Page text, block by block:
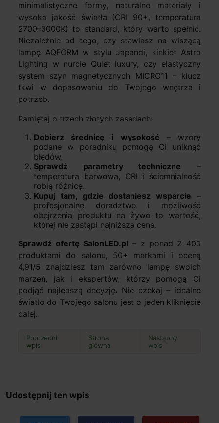
minimalistyczne formy, naturalne materiały i
wysoka jakość światła (CRI 90+, temperatura
2700–3000K) to standard, który warto spełnić.
Niezależnie od tego, czy stawiasz na wiszącą
lampę AQFORM w stylu Japandi, kinkiet Astro
Lighting w nurcie Quiet luxury, czy elastyczny
system szyn magnetycznych MICRO11 – klucz
tkwi w dopasowaniu do Twojego wnętrza i
potrzeb.
Pamiętaj o trzech złotych zasadach:
Dobierz średnicę i wysokość– wzory
podane w poradniku pomogą Ci uniknąć
błędów.
Sprawdź parametry techniczne –
temperatura barwowa, CRI i ściemnialność
robią różnicę.
Kupuj tam, gdzie dostaniesz wsparcie –
profesjonalne doradztwo i możliwość
obejrzenia produktu na żywo to wartość,
której nie zastąpi najniższa cena.
Sprawdź ofertę SalonLED.pl – z ponad 2 400
produktami do salonu, 50+ markami i oceną
4,91/5 znajdziesz tam zarówno lampę swoich
marzeń, jak i ekspertów, którzy pomogą Ci
podjąć najlepszą decyzję. Nie czekaj – idealne
światło do Twojego salonu jest o jeden kliknięcie
dalej.
Poprzedni
wpis
Strona
główna
Następny
wpis
Udostępnij ten wpis